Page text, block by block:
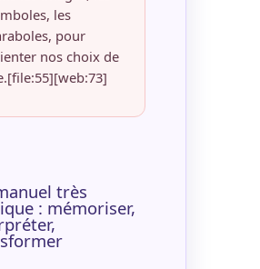
les
pour
nos choix de
très
: mémoriser,